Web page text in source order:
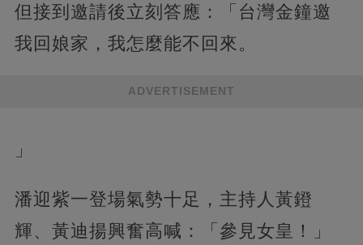
但接到邀請後立刻答應：「台灣金鐘邀
我回娘家，我怎麼能不回來。
ADVERTISEMENT
」
潘迎紫一登場氣勢十足，主持人黃鐙
輝、黃迪揚興奮高喊：「參見女皇！」